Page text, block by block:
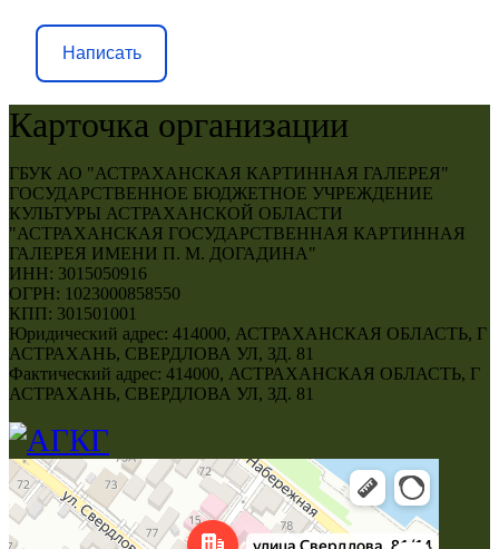
Написать
Карточка организации
ГБУК АО "АСТРАХАНСКАЯ КАРТИННАЯ ГАЛЕРЕЯ"
ГОСУДАРСТВЕННОЕ БЮДЖЕТНОЕ УЧРЕЖДЕНИЕ
КУЛЬТУРЫ АСТРАХАНСКОЙ ОБЛАСТИ
"АСТРАХАНСКАЯ ГОСУДАРСТВЕННАЯ КАРТИННАЯ
ГАЛЕРЕЯ ИМЕНИ П. М. ДОГАДИНА"
ИНН: 3015050916
ОГРН: 1023000858550
КПП: 301501001
Юридический адрес: 414000, АСТРАХАНСКАЯ ОБЛАСТЬ, Г
АСТРАХАНЬ, СВЕРДЛОВА УЛ, ЗД. 81
Фактический адрес: 414000, АСТРАХАНСКАЯ ОБЛАСТЬ, Г
АСТРАХАНЬ, СВЕРДЛОВА УЛ, ЗД. 81